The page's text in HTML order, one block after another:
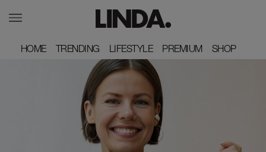
HOME
HOME TRENDING
TRENDING LIFESTYLE
LIFESTYLE PREMIUM
PREMIUM SHOP
SHOP